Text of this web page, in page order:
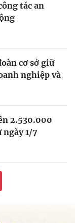
tác an
cơ sở giữ
nghiệp và
2.530.000
1/7